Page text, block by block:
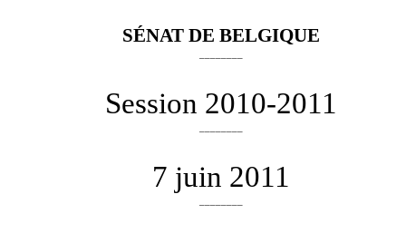
SÉNAT DE BELGIQUE
Session 2010-2011
7 juin 2011